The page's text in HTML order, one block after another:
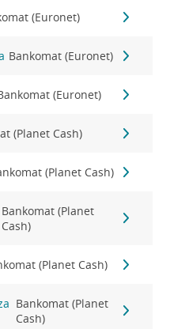
(Euronet)
Bankomat (Euronet)
(Euronet)
(Planet Cash)
(Planet Cash)
Bankomat (Planet
Cash)
(Planet Cash)
Bankomat (Planet
Cash)